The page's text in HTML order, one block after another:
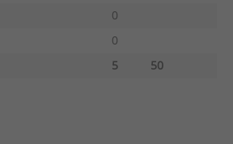
0
0
5
50